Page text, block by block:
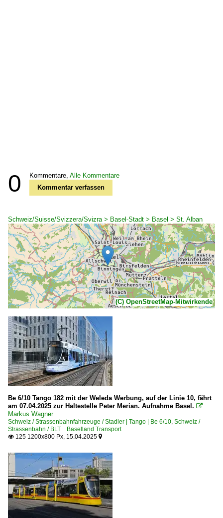
0 Kommentare, Alle Kommentare
Kommentar verfassen
Schweiz/Suisse/Svizzera/Svizra > Basel-Stadt > Basel > St. Alban
(C) OpenStreetMap-Mitwirkende
Be 6/10 Tango 182 mit der Weleda Werbung, auf der Linie 10, fährt
am 07.04.2025 zur Haltestelle Peter Merian. Aufnahme Basel. 
Markus Wagner
Schweiz / Strassenbahnfahrzeuge / Stadler | Tango | Be 6/10, Schweiz /
Strassenbahn / BLT Baselland Transport
 125 1200x800 Px, 15.04.2025 